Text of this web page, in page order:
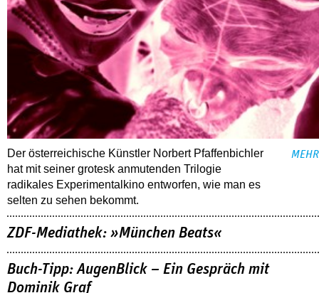
Der österreichische Künstler Norbert Pfaffenbichler
hat mit seiner grotesk anmutenden Trilogie
radikales Experimentalkino entworfen, wie man es
selten zu sehen bekommt.
MEHR
ZDF-Mediathek: »München Beats«
Buch-Tipp: AugenBlick – Ein Gespräch mit
Dominik Graf